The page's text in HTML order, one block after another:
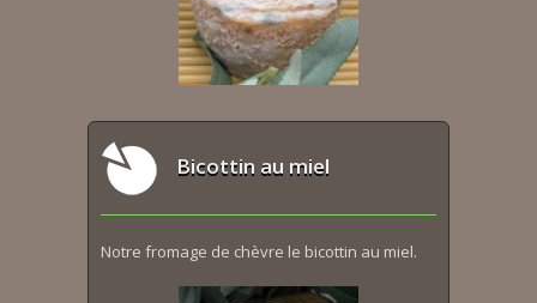
Bicottin au miel
Notre fromage de chèvre le bicottin au miel.